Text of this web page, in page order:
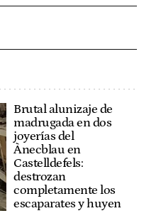
Brutal alunizaje de
madrugada en dos
joyerías del
Ànecblau en
Castelldefels:
destrozan
completamente los
escaparates y huyen